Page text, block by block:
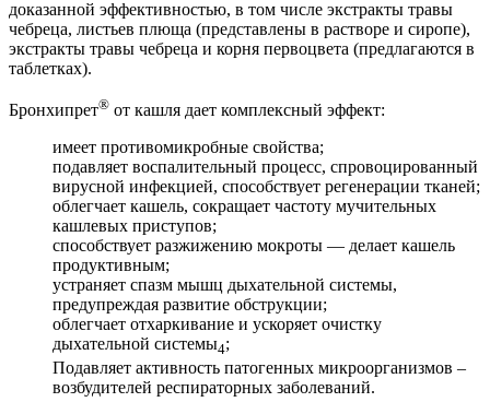
доказанной эффективностью, в том числе экстракты травы
чебреца, листьев плюща (представлены в растворе и сиропе),
экстракты травы чебреца и корня первоцвета (предлагаются в
таблетках).
Бронхипрет® от кашля дает комплексный эффект:
имеет противомикробные свойства;
подавляет воспалительный процесс, спровоцированный
вирусной инфекцией, способствует регенерации тканей;
облегчает кашель, сокращает частоту мучительных
кашлевых приступов;
способствует разжижению мокроты — делает кашель
продуктивным;
устраняет спазм мышц дыхательной системы,
предупреждая развитие обструкции;
облегчает отхаркивание и ускоряет очистку
дыхательной системы4;
Подавляет активность патогенных микроорганизмов –
возбудителей респираторных заболеваний.